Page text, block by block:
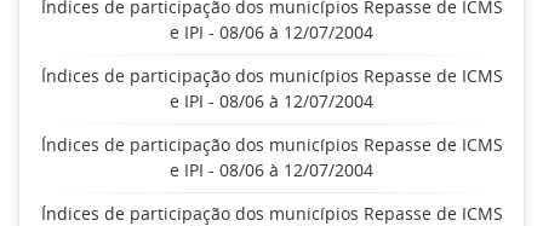
Índices de participação dos municípios Repasse de ICMS
e IPI - 08/06 à 12/07/2004
Índices de participação dos municípios Repasse de ICMS
e IPI - 08/06 à 12/07/2004
Índices de participação dos municípios Repasse de ICMS
e IPI - 08/06 à 12/07/2004
Índices de participação dos municípios Repasse de ICMS